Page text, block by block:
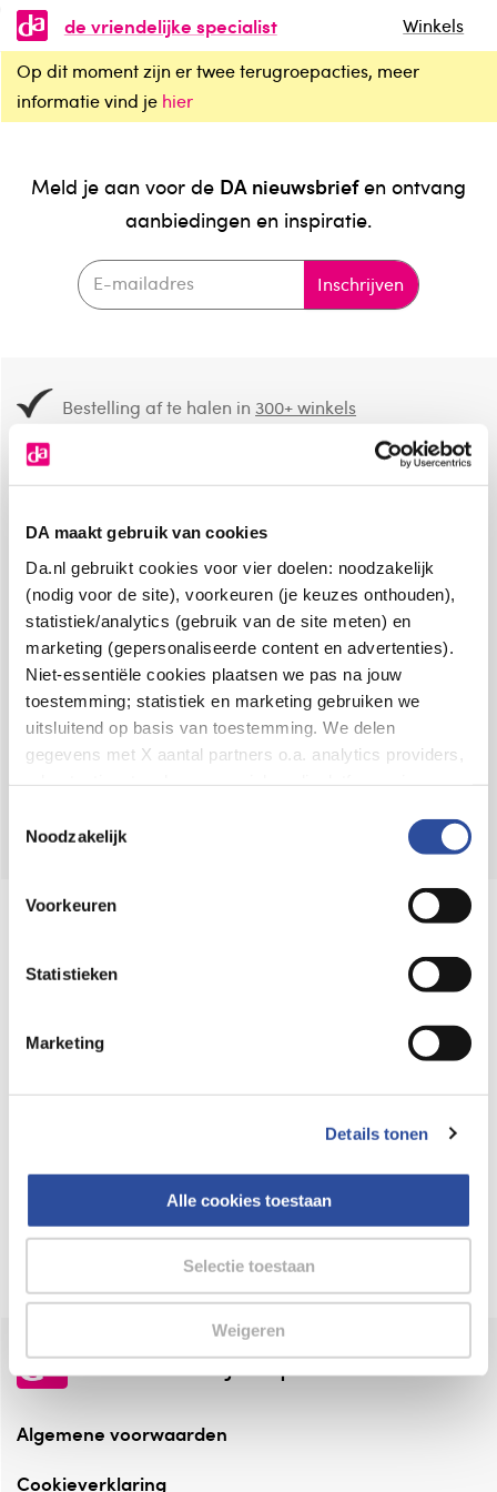
DA maakt gebruik van cookies
Da.nl gebruikt cookies voor vier doelen: noodzakelijk
(nodig voor de site), voorkeuren (je keuzes onthouden),
statistiek/analytics (gebruik van de site meten) en
marketing (gepersonaliseerde content en advertenties).
Niet-essentiële cookies plaatsen we pas na jouw
toestemming; statistiek en marketing gebruiken we
uitsluitend op basis van toestemming. We delen
gegevens met X aantal partners o.a. analytics providers,
en de bewaartermijnen per categorie. Je kunt je keuze op
gegevensverwerking staat in de
Privacyverklaring
Noodzakelijk
Voorkeuren
Statistieken
Marketing
Details tonen
Alle cookies toestaan
Selectie toestaan
Weigeren
de vriendelijke specialist
Winkels
Op dit moment zijn er twee terugroepacties, meer
informatie vind je hier
Meld je aan voor de DA nieuwsbriefen ontvang
aanbiedingen en inspiratie.
Inschrijven
Bestelling af te halen in300+ winkels
8.6 uit4.106 reviews
Over DA
Klantenservice
Assortiment
VolgDAop:
Online aanbieder medicijnen
webshop mag verkopen.
⁠Verantwoorde zorg, ⁠ook online.
Altijd onze folder bij de hand
Check onze folders ⁠bij AlleFolders.
de vriendelijke specialist
Algemene voorwaarden
Cookieverklaring